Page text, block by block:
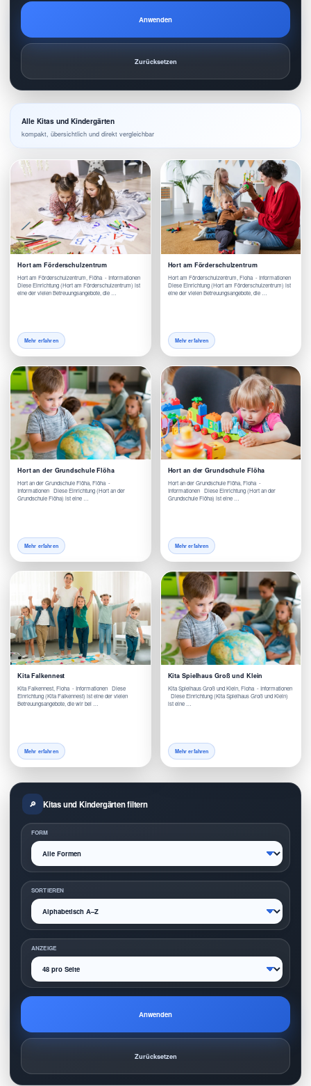
Anwenden
Zurücksetzen
Alle Kitas und Kindergärten
kompakt, übersichtlich und direkt vergleichbar
Hort am Förderschulzentrum
Hort am Förderschulzentrum, Flöha - Informationen
Diese Einrichtung (Hort am Förderschulzentrum) ist
eine der vielen Betreuungsangebote, die …
Mehr erfahren
Hort am Förderschulzentrum
Hort am Förderschulzentrum, Floha - Informationen
Diese Einrichtung (Hort am Förderschulzentrum) ist
eine der vielen Betreuungsangebote, die …
Mehr erfahren
Hort an der Grundschule Flöha
Hort an der Grundschule Flöha, Flöha -
Informationen Diese Einrichtung (Hort an der
Grundschule Flöha) ist eine …
Mehr erfahren
Hort an der Grundschule Flöha
Hort an der Grundschule Flöha, Floha -
Informationen Diese Einrichtung (Hort an der
Grundschule Flöha) ist eine …
Mehr erfahren
Kita Falkennest
Kita Falkennest, Floha - Informationen Diese
Einrichtung (Kita Falkennest) ist eine der vielen
Betreuungsangebote, die wir bei …
Mehr erfahren
Kita Spielhaus Groß und Klein
Kita Spielhaus Groß und Klein, Floha - Informationen
Diese Einrichtung (Kita Spielhaus Groß und Klein)
ist eine …
Mehr erfahren
Kitas und Kindergärten filtern
FORM
SORTIEREN
ANZEIGE
Anwenden
Zurücksetzen